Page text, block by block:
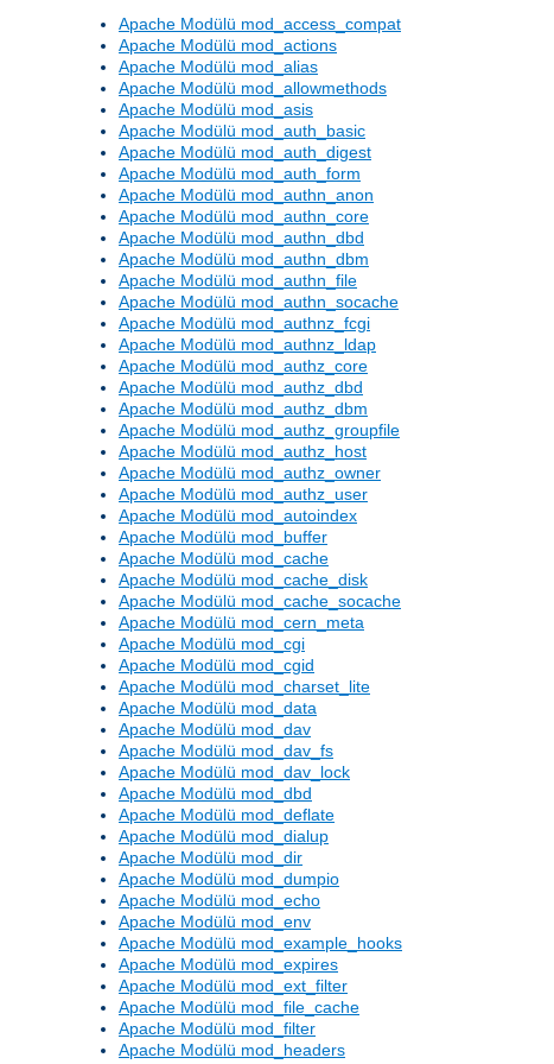
Apache Modülü mod_access_compat
Apache Modülü mod_actions
Apache Modülü mod_alias
Apache Modülü mod_allowmethods
Apache Modülü mod_asis
Apache Modülü mod_auth_basic
Apache Modülü mod_auth_digest
Apache Modülü mod_auth_form
Apache Modülü mod_authn_anon
Apache Modülü mod_authn_core
Apache Modülü mod_authn_dbd
Apache Modülü mod_authn_dbm
Apache Modülü mod_authn_file
Apache Modülü mod_authn_socache
Apache Modülü mod_authnz_fcgi
Apache Modülü mod_authnz_ldap
Apache Modülü mod_authz_core
Apache Modülü mod_authz_dbd
Apache Modülü mod_authz_dbm
Apache Modülü mod_authz_groupfile
Apache Modülü mod_authz_host
Apache Modülü mod_authz_owner
Apache Modülü mod_authz_user
Apache Modülü mod_autoindex
Apache Modülü mod_buffer
Apache Modülü mod_cache
Apache Modülü mod_cache_disk
Apache Modülü mod_cache_socache
Apache Modülü mod_cern_meta
Apache Modülü mod_cgi
Apache Modülü mod_cgid
Apache Modülü mod_charset_lite
Apache Modülü mod_data
Apache Modülü mod_dav
Apache Modülü mod_dav_fs
Apache Modülü mod_dav_lock
Apache Modülü mod_dbd
Apache Modülü mod_deflate
Apache Modülü mod_dialup
Apache Modülü mod_dir
Apache Modülü mod_dumpio
Apache Modülü mod_echo
Apache Modülü mod_env
Apache Modülü mod_example_hooks
Apache Modülü mod_expires
Apache Modülü mod_ext_filter
Apache Modülü mod_file_cache
Apache Modülü mod_filter
Apache Modülü mod_headers